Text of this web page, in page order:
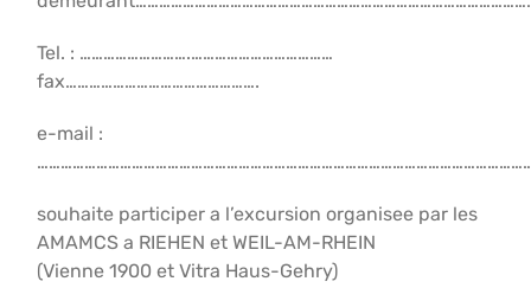
Tel. : ……………………….………………………………
fax………………………………………….
e-mail :
souhaite participer a l’excursion organisee par les
AMAMCS a RIEHEN et WEIL-AM-RHEIN
(Vienne 1900 et Vitra Haus-Gehry)